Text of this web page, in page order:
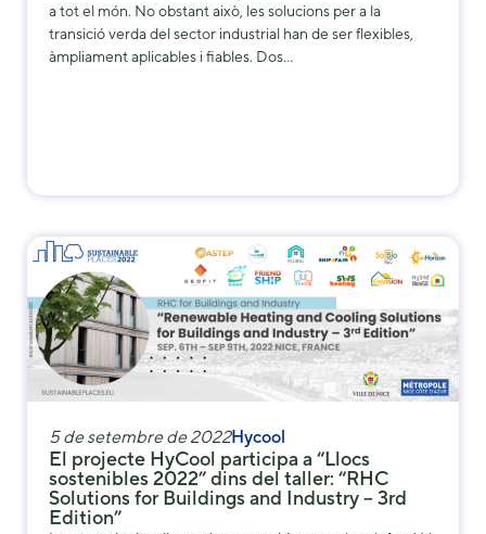
a tot el món. No obstant això, les solucions per a la
transició verda del sector industrial han de ser flexibles,
àmpliament aplicables i fiables. Dos…
5 de setembre de 2022Hycool
El projecte HyCool participa a “Llocs
sostenibles 2022” dins del taller: “RHC
Solutions for Buildings and Industry – 3rd
Edition”
interests and
behavior as
you visit our
content and